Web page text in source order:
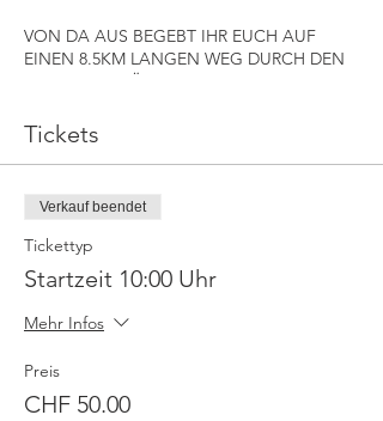
VON DA AUS BEGEBT IHR EUCH AUF
EINEN 8.5KM LANGEN WEG DURCH DEN
WUNDERSCHÖNEN WOHLER UND
SAGENWEG MIT SEINEN
AUSSERGEWÖHNLICHEN KUNSTWERKEN.
MITTEN IM WALD FINDET IHR DANN
AUCH SCHON DIE ERSTEN DREI POSTEN,
WO EUCH DIE LECKERSTEN BIERE VON
REGIONALEN BRAUEREIEN GEZAPFT
WERDEN.
RUND UM DEN TIERPARK WALTENSCHWIL
NEBST WEITEREN BIER-SPEZIALITÄTEN
AUCH KULINARISCH ETWAS GEBOTEN
Tickets
Verkauf beendet
Tickettyp
Startzeit 10:00 Uhr
Mehr Infos
Preis
CHF 50.00